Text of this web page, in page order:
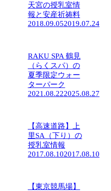
天宮の授乳室情
報と安産祈祷料
2018.09.052019.07.24
RAKU SPA 鶴見
（らくスパ）の
夏季限定ウォー
ターパーク
2021.08.222025.08.27
【高速道路】上
里SA（下り）の
授乳室情報
2017.08.102017.08.10
【東京競馬場】